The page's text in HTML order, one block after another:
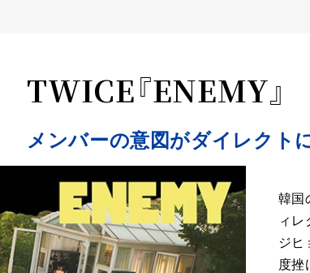
TWICE『ENEMY』
メンバーの意図がダイレクト
韓国
ィレ
ジヒ
度挫